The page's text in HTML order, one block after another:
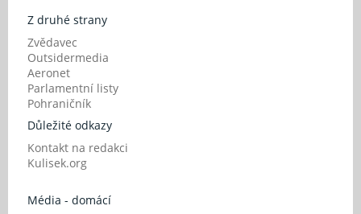
Z druhé strany
Zvědavec
Outsidermedia
Aeronet
Parlamentní listy
Pohraničník
Důležité odkazy
Kontakt na redakci
Kulisek.org
Média - domácí